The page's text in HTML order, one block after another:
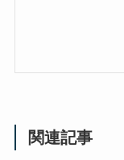
関連記事